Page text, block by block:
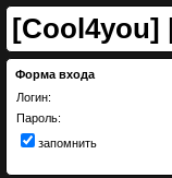
[Cool4you]
Форма входа
Логин:
Пароль:
запомнить